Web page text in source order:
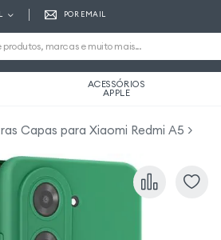
POR EMAIL
ACESSÓRIOS
APPLE
Capas para Xiaomi Redmi A5